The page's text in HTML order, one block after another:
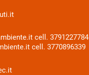
cell. 3791227784
cell. 3770896339